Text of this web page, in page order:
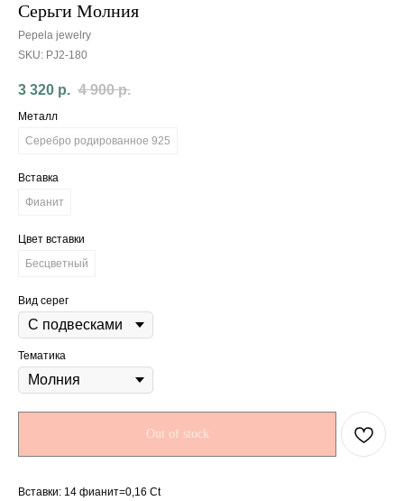
Серьги Молния
Pepela jewelry
SKU: PJ2-180
3 320 р. 4 900 р.
Металл
Серебро родированное 925
Вставка
Фианит
Цвет вставки
Бесцветный
Вид серег
Тематика
Out of stock
Вставки: 14 фианит=0,16 Ct